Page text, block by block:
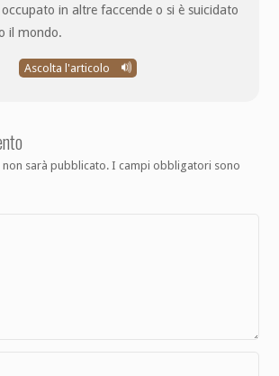
occupato in altre faccende o si è suicidato
il mondo.
Ascolta l'articolo
sarà pubblicato. I campi obbligatori sono